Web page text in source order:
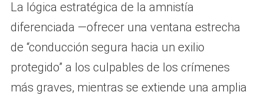
La lógica estratégica de la amnistía
diferenciada —ofrecer una ventana estrecha
de “conducción segura hacia un exilio
protegido” a los culpables de los crímenes
más graves, mientras se extiende una amplia